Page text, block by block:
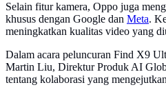
Selain fitur kamera, Oppo juga
khusus dengan Google dan Meta.
meningkatkan kualitas video yang
Dalam acara peluncuran Find X9
Martin Liu, Direktur Produk AI
tentang kolaborasi yang